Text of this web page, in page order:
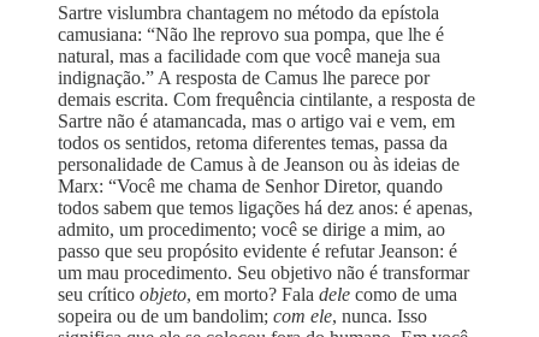
Sartre vislumbra chantagem no método da epístola
camusiana: “Não lhe reprovo sua pompa, que lhe é
natural, mas a facilidade com que você maneja sua
indignação.” A resposta de Camus lhe parece por
demais escrita. Com frequência cintilante, a resposta de
Sartre não é atamancada, mas o artigo vai e vem, em
todos os sentidos, retoma diferentes temas, passa da
personalidade de Camus à de Jeanson ou às ideias de
Marx: “Você me chama de Senhor Diretor, quando
todos sabem que temos ligações há dez anos: é apenas,
admito, um procedimento; você se dirige a mim, ao
passo que seu propósito evidente é refutar Jeanson: é
um mau procedimento. Seu objetivo não é transformar
seu crítico objeto, em morto? Fala dele como de uma
sopeira ou de um bandolim; com ele, nunca. Isso